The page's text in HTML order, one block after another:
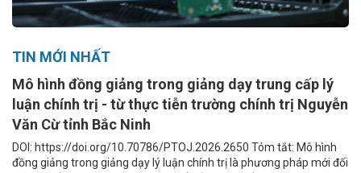
TIN MỚI NHẤT
Mô hình đồng giảng trong giảng dạy trung cấp lý
luận chính trị - từ thực tiễn trường chính trị Nguyễn
Văn Cừ tỉnh Bắc Ninh
DOI: https://doi.org/10.70786/PTOJ.2026.2650 Tóm tắt: Mô hình
đồng giảng trong giảng dạy lý luận chính trị là phương pháp mới đối